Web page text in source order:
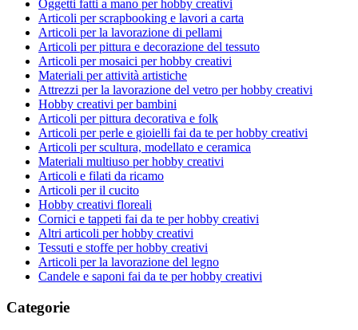
Oggetti fatti a mano per hobby creativi
Articoli per scrapbooking e lavori a carta
Articoli per la lavorazione di pellami
Articoli per pittura e decorazione del tessuto
Articoli per mosaici per hobby creativi
Materiali per attività artistiche
Attrezzi per la lavorazione del vetro per hobby creativi
Hobby creativi per bambini
Articoli per pittura decorativa e folk
Articoli per perle e gioielli fai da te per hobby creativi
Articoli per scultura, modellato e ceramica
Materiali multiuso per hobby creativi
Articoli e filati da ricamo
Articoli per il cucito
Hobby creativi floreali
Cornici e tappeti fai da te per hobby creativi
Altri articoli per hobby creativi
Tessuti e stoffe per hobby creativi
Articoli per la lavorazione del legno
Candele e saponi fai da te per hobby creativi
Categorie